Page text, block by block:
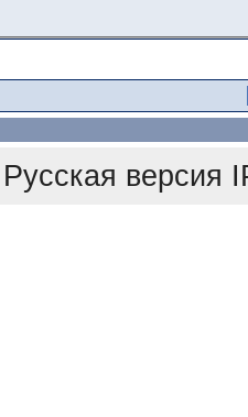
Русская версия